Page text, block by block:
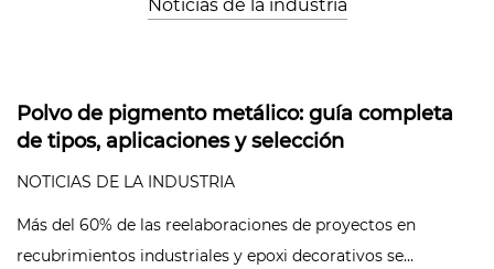
Noticias de la industria
Polvo de pigmento metálico: guía completa
de tipos, aplicaciones y selección
NOTICIAS DE LA INDUSTRIA
Más del 60% de las reelaboraciones de proyectos en
recubrimientos industriales y epoxi decorativos se